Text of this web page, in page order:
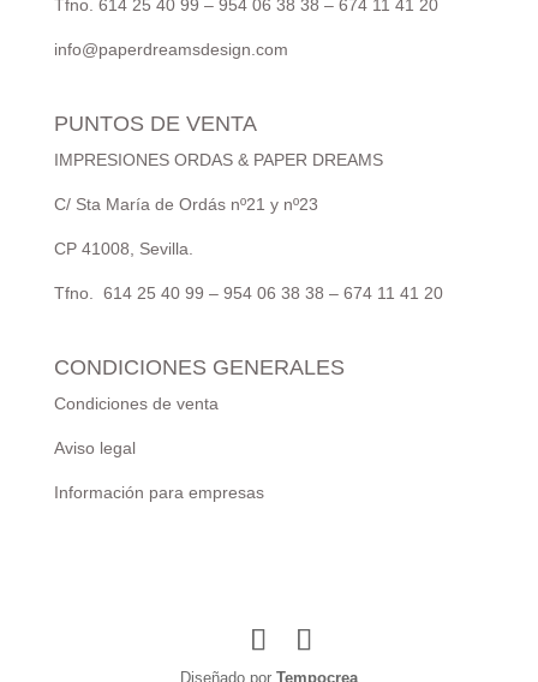
Tfno. 614 25 40 99 – 954 06 38 38 – 674 11 41 20
info@paperdreamsdesign.com
PUNTOS DE VENTA
IMPRESIONES ORDAS & PAPER DREAMS
C/ Sta María de Ordás nº21 y nº23
CP 41008, Sevilla.
Tfno. 614 25 40 99 – 954 06 38 38 – 674 11 41 20
CONDICIONES GENERALES
Condiciones de venta
Aviso legal
Información para empresas
Diseñado por Tempocrea